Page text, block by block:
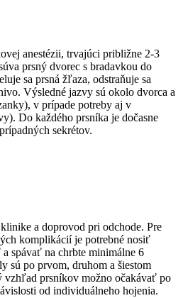
anestézii, trvajúci približne 2-3
prsný dvorec s bradavkou do
sa prsná žľaza, odstraňuje sa
Výsledné jazvy sú okolo dvorca a
v prípade potreby aj v
Do každého prsníka je dočasne
sekrétov.
a doprovod pri odchode. Pre
komplikácií je potrebné nosiť
spávať na chrbte minimálne 6
sú po prvom, druhom a šiestom
vzhľad prsníkov možno očakávať po
od individuálneho hojenia.